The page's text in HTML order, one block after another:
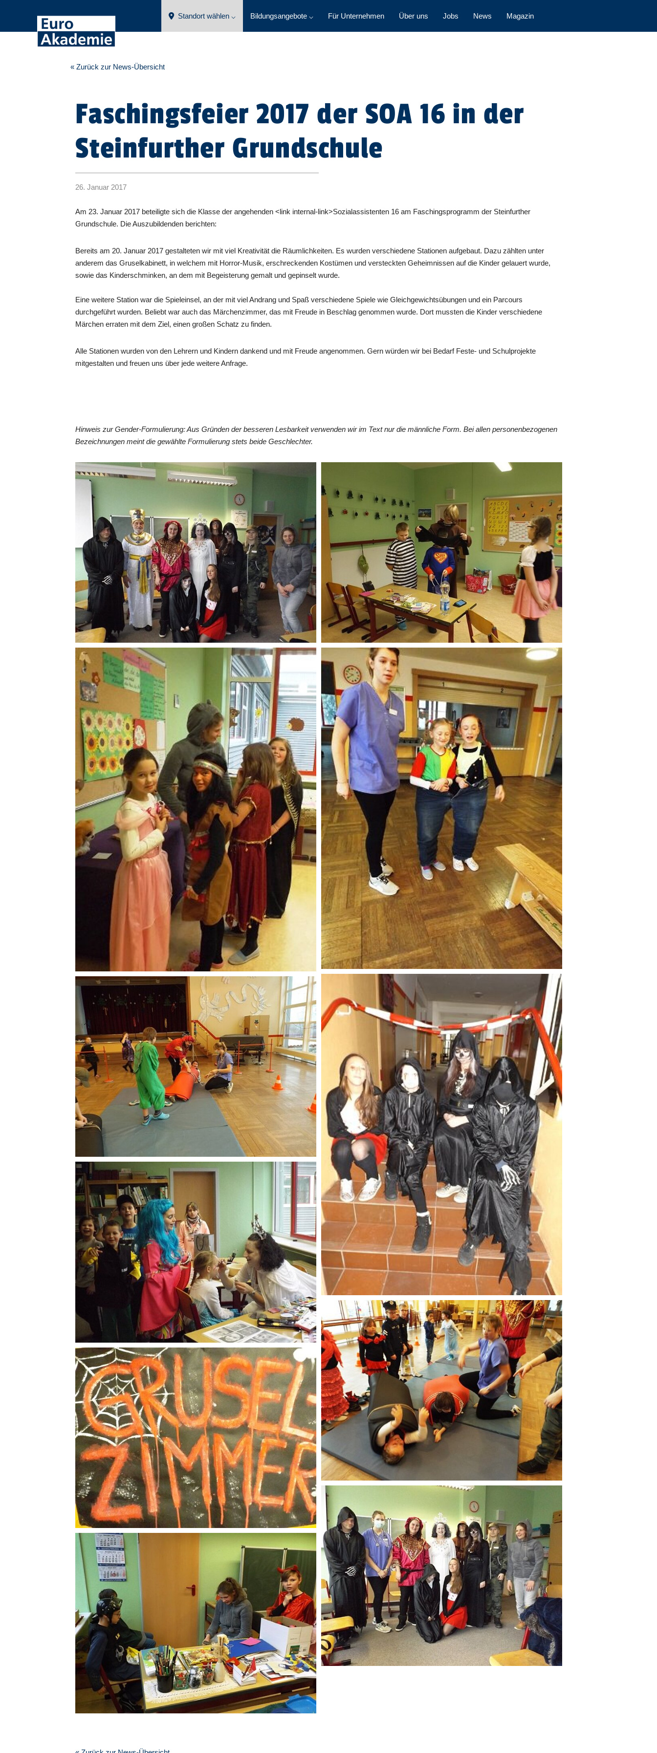
Standort wählen ⌵ Bildungsangebote ⌵ Für Unternehmen Über uns Jobs News Magazin
« Zurück zur News-Übersicht
Faschingsfeier 2017 der SOA 16 in der
Steinfurther Grundschule
26. Januar 2017
Am 23. Januar 2017 beteiligte sich die Klasse der angehenden <link internal-link>Sozialassistenten 16 am Faschingsprogramm der Steinfurther
Grundschule. Die Auszubildenden berichten:
Bereits am 20. Januar 2017 gestalteten wir mit viel Kreativität die Räumlichkeiten. Es wurden verschiedene Stationen aufgebaut. Dazu zählten unter
anderem das Gruselkabinett, in welchem mit Horror-Musik, erschreckenden Kostümen und versteckten Geheimnissen auf die Kinder gelauert wurde,
sowie das Kinderschminken, an dem mit Begeisterung gemalt und gepinselt wurde.
Eine weitere Station war die Spieleinsel, an der mit viel Andrang und Spaß verschiedene Spiele wie Gleichgewichtsübungen und ein Parcours
durchgeführt wurden. Beliebt war auch das Märchenzimmer, das mit Freude in Beschlag genommen wurde. Dort mussten die Kinder verschiedene
Märchen erraten mit dem Ziel, einen großen Schatz zu finden.
Alle Stationen wurden von den Lehrern und Kindern dankend und mit Freude angenommen. Gern würden wir bei Bedarf Feste- und Schulprojekte
mitgestalten und freuen uns über jede weitere Anfrage.
Hinweis zur Gender-Formulierung: Aus Gründen der besseren Lesbarkeit verwenden wir im Text nur die männliche Form. Bei allen personenbezogenen
Bezeichnungen meint die gewählte Formulierung stets beide Geschlechter.